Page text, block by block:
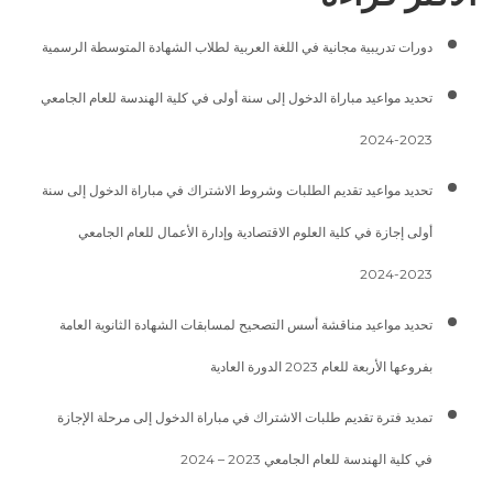
دورات تدريبية مجانية في اللغة العربية لطلاب الشهادة المتوسطة الرسمية
تحديد مواعيد مباراة الدخول إلى سنة أولى في كلية الهندسة للعام الجامعي
2023-2024
تحديد مواعيد تقديم الطلبات وشروط الاشتراك في مباراة الدخول إلى سنة
أولى إجازة في كلية العلوم الاقتصادية وإدارة الأعمال للعام الجامعي
2023-2024
تحديد مواعيد مناقشة أسس التصحيح لمسابقات الشهادة الثانوية العامة
بفروعها الأربعة للعام 2023 الدورة العادية
تمديد فترة تقديم طلبات الاشتراك في مباراة الدخول إلى مرحلة الإجازة
في كلية الهندسة للعام الجامعي 2023 – 2024